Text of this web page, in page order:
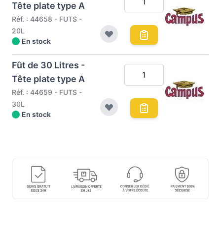
Tête plate type A
Réf. : 44658 - FUTS -
20L
En stock
Fût de 30 Litres -
Tête plate type A
Réf. : 44659 - FUTS -
30L
En stock